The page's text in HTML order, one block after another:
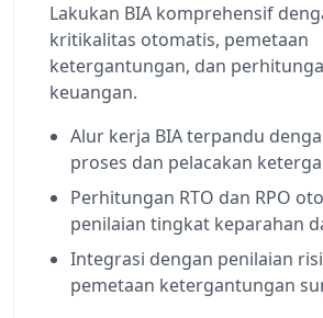
Lakukan BIA komprehensif
kritikalitas otomatis, pemetaan
ketergantungan, dan
keuangan.
Alur kerja BIA terpandu
proses dan pelacakan
Perhitungan RTO dan RPO
penilaian tingkat keparahan
Integrasi dengan penilaian
pemetaan ketergantungan